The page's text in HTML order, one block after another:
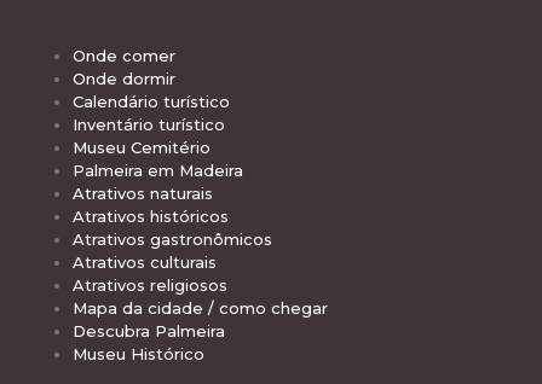
Onde comer
Onde dormir
Calendário turístico
Inventário turístico
Museu Cemitério
Palmeira em Madeira
Atrativos naturais
Atrativos históricos
Atrativos gastronômicos
Atrativos culturais
Atrativos religiosos
Mapa da cidade / como chegar
Descubra Palmeira
Museu Histórico